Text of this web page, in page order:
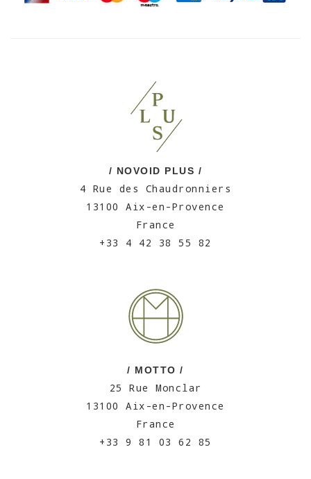
/ NOVOID PLUS /
4 Rue des Chaudronniers
13100 Aix-en-Provence
France
+33 4 42 38 55 82
/ MOTTO /
25 Rue Monclar
13100 Aix-en-Provence
France
+33 9 81 03 62 85